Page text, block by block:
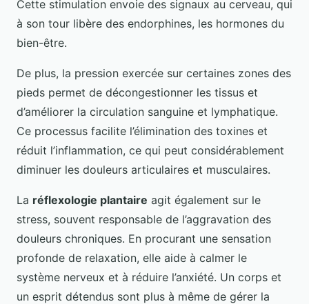
Cette stimulation envoie des signaux au cerveau, qui
à son tour libère des endorphines, les hormones du
bien-être.
De plus, la pression exercée sur certaines zones des
pieds permet de décongestionner les tissus et
d’améliorer la circulation sanguine et lymphatique.
Ce processus facilite l’élimination des toxines et
réduit l’inflammation, ce qui peut considérablement
diminuer les douleurs articulaires et musculaires.
La réflexologie plantaire agit également sur le
stress, souvent responsable de l’aggravation des
douleurs chroniques. En procurant une sensation
profonde de relaxation, elle aide à calmer le
système nerveux et à réduire l’anxiété. Un corps et
un esprit détendus sont plus à même de gérer la